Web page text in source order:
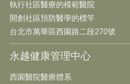
執行社區醫療的模範醫院
開創社區預防醫學的標竿
台北市萬華區西園路二段270號
永越健康管理中心
西園醫院醫療體系